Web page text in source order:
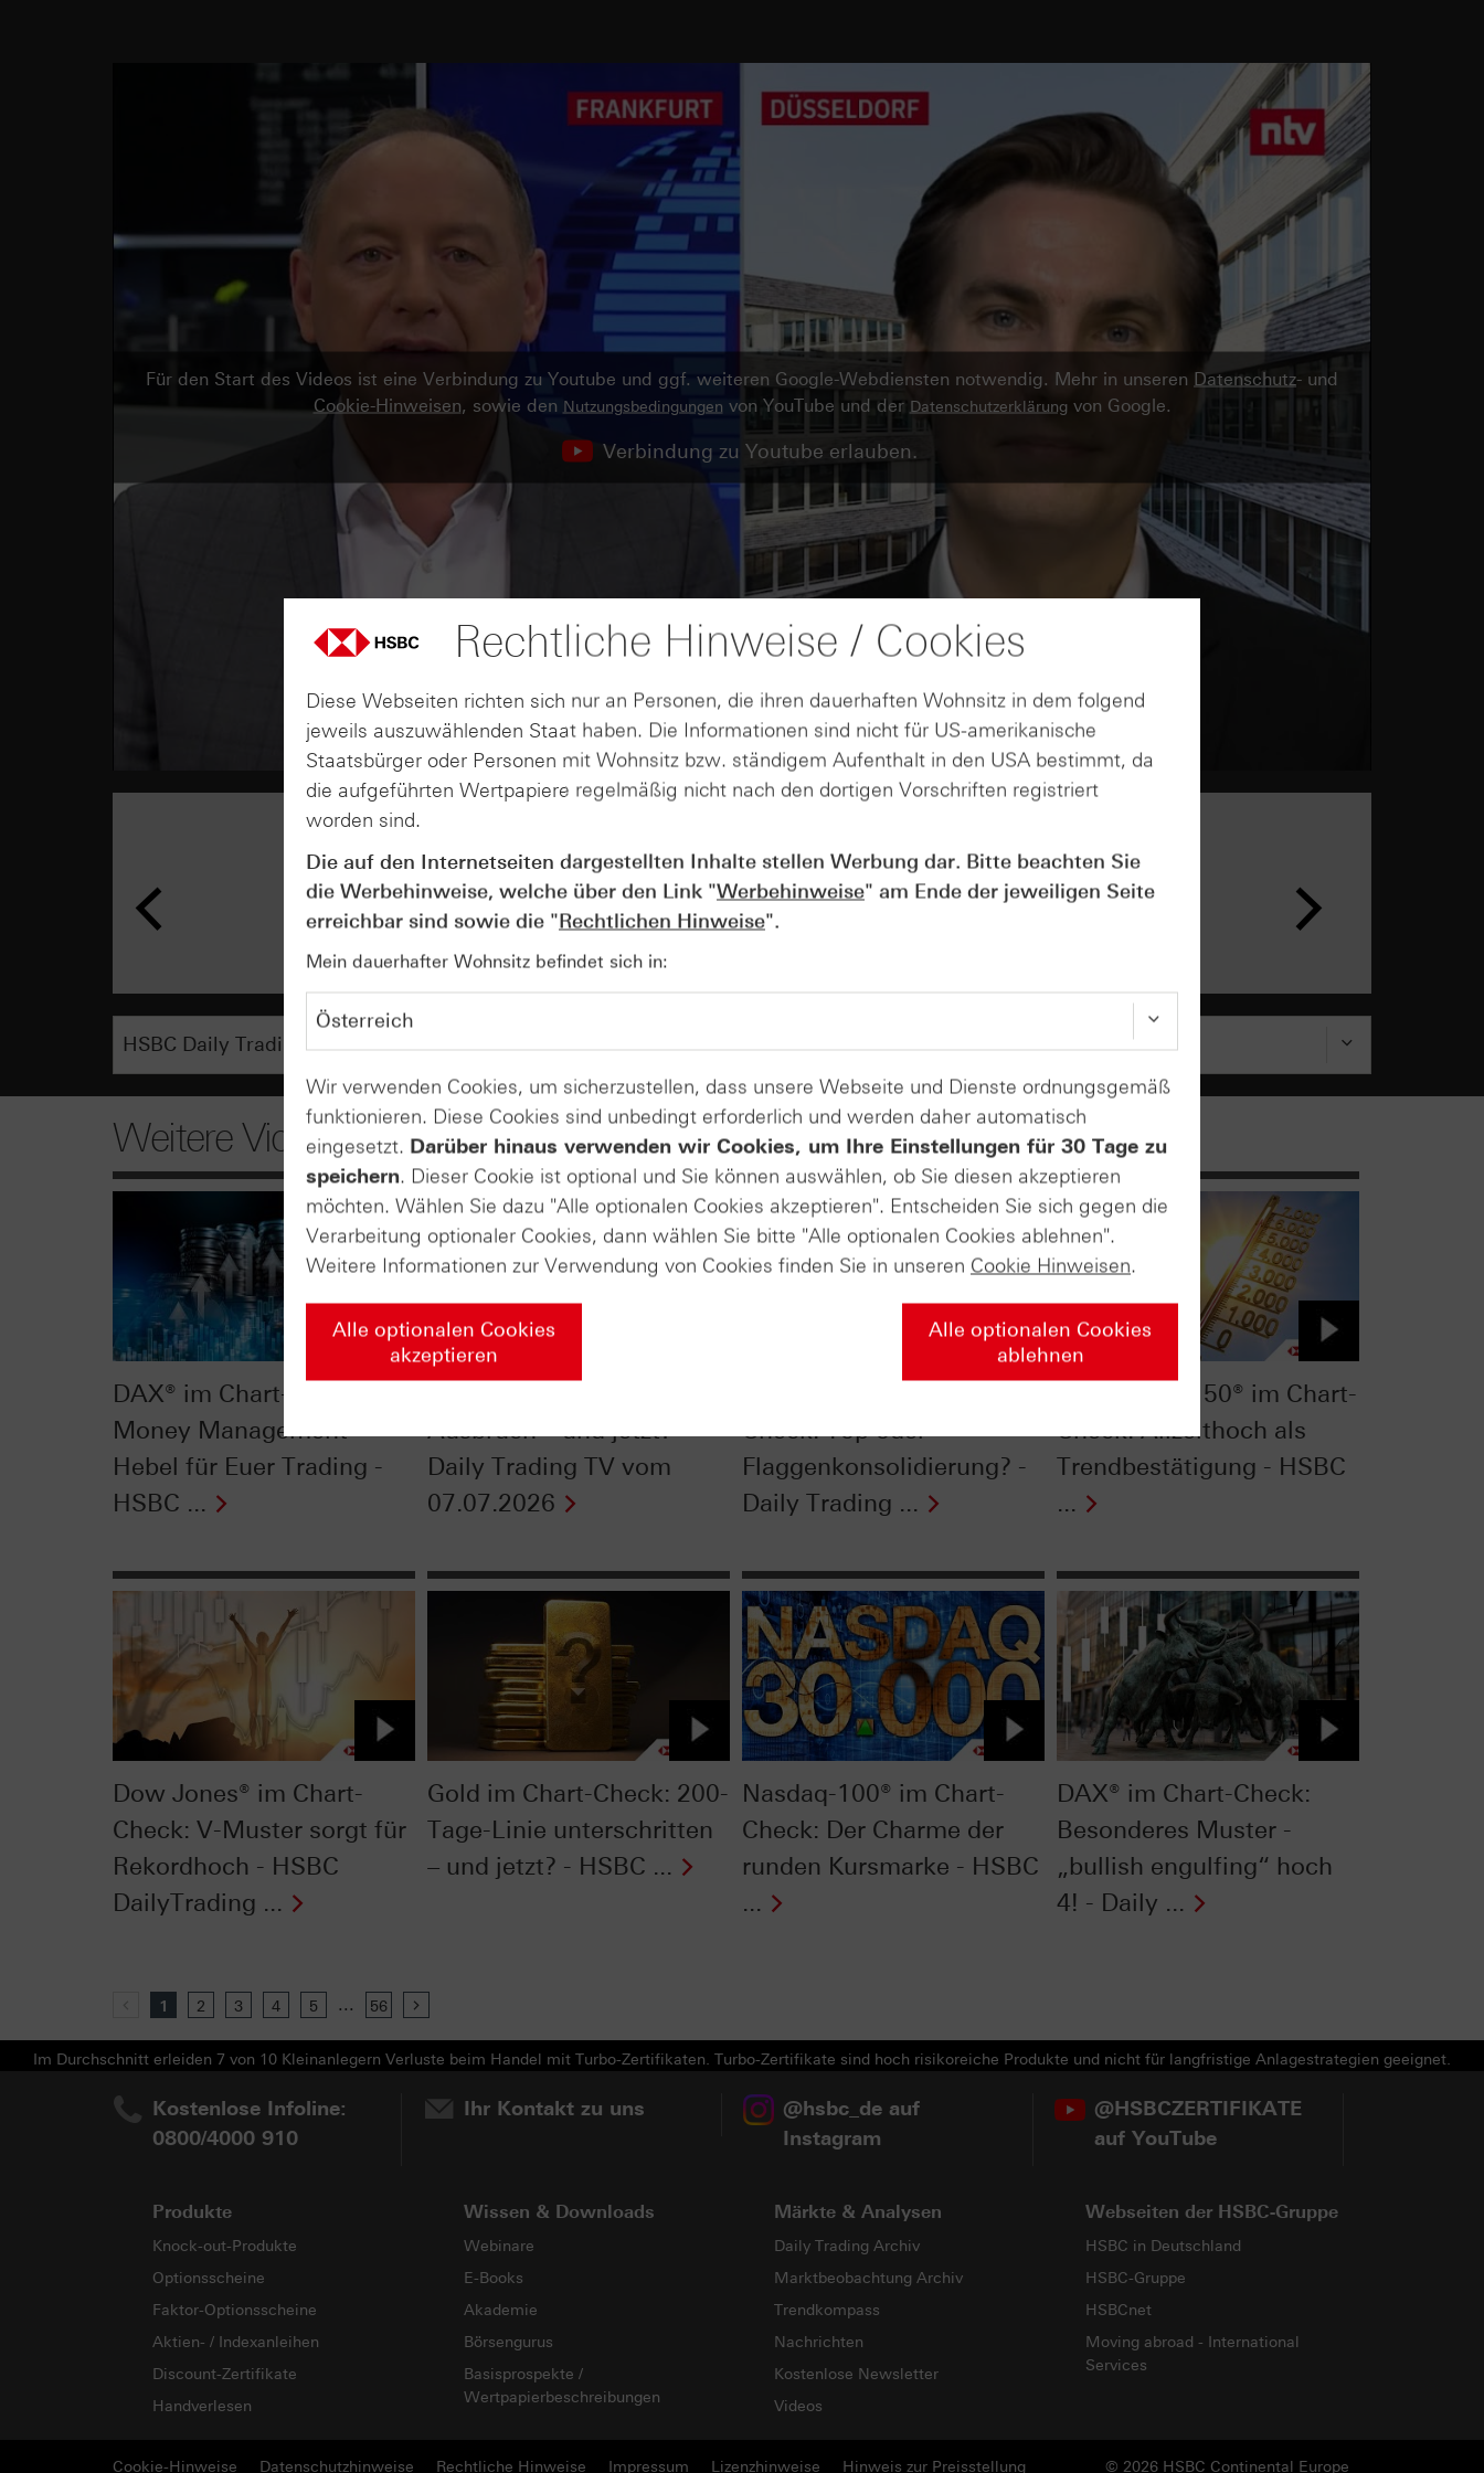
Für den Start des Videos ist eine Verbindung zu Youtube und ggf. weiteren Google-Webdiensten notwendig. Mehr in unseren Datenschutz- und
Cookie-Hinweisen, sowie den Nutzungsbedingungenvon YouTube und der Datenschutzerklärungvon Google.
Verbindung zu Youtube erlauben.
AUGUST
07
Wie lange bleibt der DAX® in
Rekordlaune? - ntv Zertifikate
07.08.26
Weitere Videos
DAX® im Chart-Check:
Money Management -
Hebel für Euer Trading -
HSBC ...
Ausbruch – und jetzt? -
Daily Trading TV vom
07.07.2026
Check: Top oder
Flaggenkonsolidierung? -
Daily Trading ...
Euro STOXX 50® im Chart-
Check: Allzeithoch als
Trendbestätigung - HSBC
...
Dow Jones® im Chart-
Check: V-Muster sorgt für
Rekordhoch - HSBC
DailyTrading ...
Gold im Chart-Check: 200-
Tage-Linie unterschritten
– und jetzt? - HSBC ...
Nasdaq-100® im Chart-
Check: Der Charme der
runden Kursmarke - HSBC
...
DAX® im Chart-Check:
Besonderes Muster -
„bullish engulfing“ hoch
4! - Daily ...
Previous
1 2 3 4 5 ... 56
Im Durchschnitt erleiden 7 von 10 Kleinanlegern Verluste beim Handel mit Turbo-Zertifikaten. Turbo-Zertifikate sind hoch risikoreiche Produkte und nicht für langfristige Anlagestrategien geeignet.
Kostenlose Infoline:
0800/4000 910
Ihr Kontakt zu uns
@hsbc_de auf
Instagram
@HSBCZERTIFIKATE
auf YouTube
Produkte
Knock-out-Produkte
Optionsscheine
Faktor-Optionsscheine
Aktien- / Indexanleihen
Discount-Zertifikate
Handverlesen
Wissen & Downloads
Webinare
E-Books
Akademie
Börsengurus
Basisprospekte /
Wertpapierbeschreibungen
Märkte & Analysen
Daily Trading Archiv
Marktbeobachtung Archiv
Trendkompass
Nachrichten
Kostenlose Newsletter
Videos
Webseiten der HSBC-Gruppe
HSBC in Deutschland
HSBC-Gruppe
HSBCnet
Moving abroad - International
Services
Cookie-Hinweise Datenschutzhinweise Rechtliche Hinweise Impressum Lizenzhinweise © 2026 HSBC Continental Europe
Hinweis zur Preisstellung
Rechtliche Hinweise / Cookies
Diese Webseiten richten sich nur an Personen, die ihren dauerhaften Wohnsitz in dem folgend
jeweils auszuwählenden Staat haben. Die Informationen sind nicht für US-amerikanische
Staatsbürger oder Personen mit Wohnsitz bzw. ständigem Aufenthalt in den USA bestimmt, da
die aufgeführten Wertpapiere regelmäßig nicht nach den dortigen Vorschriften registriert
worden sind.
Die auf den Internetseiten dargestellten Inhalte stellen Werbung dar. Bitte beachten Sie
die Werbehinweise, welche über den Link "Werbehinweise" am Ende der jeweiligen Seite
erreichbar sind sowie die "Rechtlichen Hinweise".
Mein dauerhafter Wohnsitz befindet sich in:
Wir verwenden Cookies, um sicherzustellen, dass unsere Webseite und Dienste ordnungsgemäß
funktionieren. Diese Cookies sind unbedingt erforderlich und werden daher automatisch
eingesetzt. Darüber hinaus verwenden wir Cookies, um Ihre Einstellungen für 30 Tage zu
speichern. Dieser Cookie ist optional und Sie können auswählen, ob Sie diesen akzeptieren
möchten. Wählen Sie dazu "Alle optionalen Cookies akzeptieren". Entscheiden Sie sich gegen die
Verarbeitung optionaler Cookies, dann wählen Sie bitte "Alle optionalen Cookies ablehnen".
Weitere Informationen zur Verwendung von Cookies finden Sie in unseren Cookie Hinweisen.
Alle optionalen Cookies
akzeptieren
Alle optionalen Cookies
ablehnen